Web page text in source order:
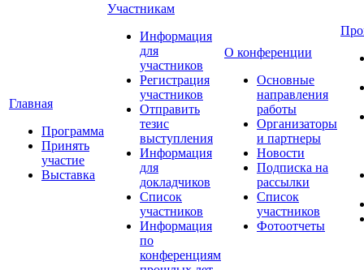
Главная
Программа
Принять
участие
Выставка
Участникам
Информация
для
участников
Регистрация
участников
Отправить
тезис
выступления
Информация
для
докладчиков
Список
участников
Информация
по
конференциям
О конференции
Основные
направления
работы
Организаторы
и партнеры
Новости
Подписка на
рассылки
Список
участников
Фотоотчеты